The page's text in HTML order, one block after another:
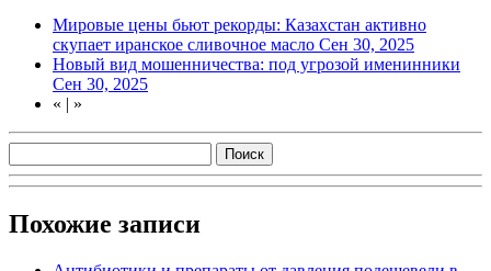
Мировые цены бьют рекорды: Казахстан активно
скупает иранское сливочное масло Сен 30, 2025
Новый вид мошенничества: под угрозой именинники
Сен 30, 2025
« | »
Похожие записи